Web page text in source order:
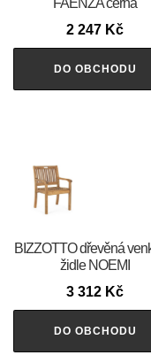
FAENZA černá
2 247 Kč
DO OBCHODU
BIZZOTTO dřevěná
židle NOEMI
3 312 Kč
DO OBCHODU